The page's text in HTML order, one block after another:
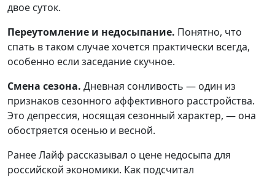
двое суток.
Переутомление и недосыпание. Понятно, что
спать в таком случае хочется практически всегда,
особенно если заседание скучное.
Смена сезона. Дневная сонливость — один из
признаков сезонного аффективного расстройства.
Это депрессия, носящая сезонный характер, — она
обостряется осенью и весной.
Ранее Лайф рассказывал о цене недосыпа для
российской экономики. Как подсчитал